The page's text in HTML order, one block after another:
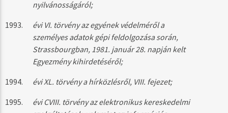
nyilvánosságáról;
évi VI. törvény az egyének védelméről a
személyes adatok gépi feldolgozása során,
Strassbourgban, 1981. január 28. napján kelt
Egyezmény kihirdetéséről;
évi XL. törvény a hírközlésről, VIII. fejezet;
évi CVIII. törvény az elektronikus kereskedelmi